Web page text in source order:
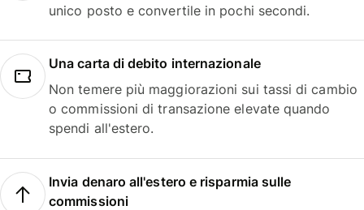
unico posto e convertile in pochi secondi.
Una carta di debito internazionale
Non temere più maggiorazioni sui tassi di cambio
o commissioni di transazione elevate quando
spendi all'estero.
Invia denaro all'estero e risparmia sulle
commissioni